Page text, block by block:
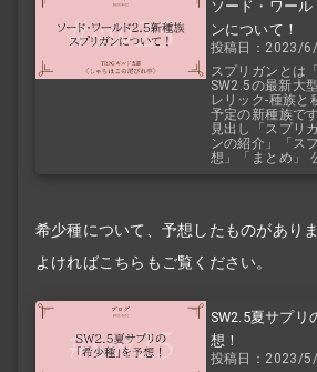
ソード・ワー
ンについて！
投稿日：2023/
スプリガンとは
SW2.5の最新大
レリック-種族と
予定の新種族で
見出し「スプリ
ンの紹介」「ス
想」「まとめ」
希少種について、予想したものがありま
よければこちらもご覧ください。
SW2.5夏サプリ
想！
投稿日：2023/